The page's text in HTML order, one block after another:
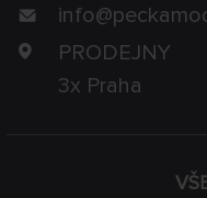
info@
PRODEJNY
3x Praha